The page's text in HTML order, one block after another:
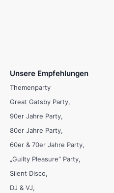
Unsere Empfehlungen
Themenparty
Great Gatsby Party
90er Jahre Party
80er Jahre Party
60er & 70er Jahre Party
„Guilty Pleasure“ Party
Silent Disco
DJ & VJ